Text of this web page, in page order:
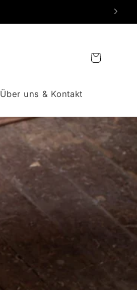
Über uns & Kontakt
Warenkorb